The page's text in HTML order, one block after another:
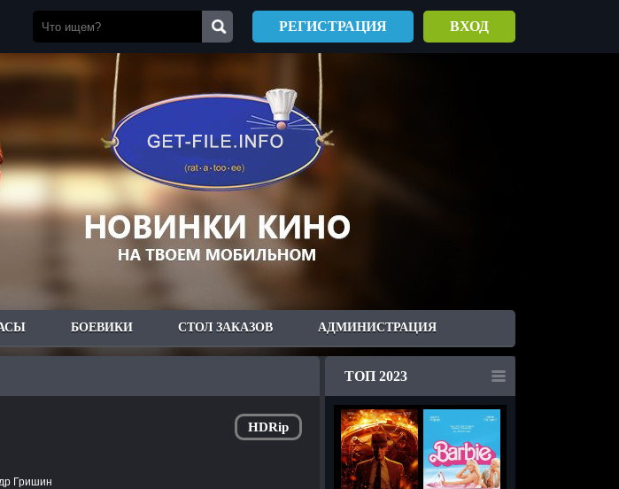
РЕГИСТРАЦИЯ ВХОД
БОЕВИКИ СТОЛ ЗАКАЗОВ АДМИНИСТРАЦИЯ
HDRip
Гришин
ТОП 2023